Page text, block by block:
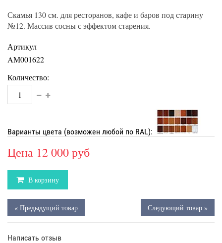
Скамья 130 см. для ресторанов, кафе и баров под старину
№12. Массив сосны с эффектом старения.
Артикул
AM001622
Количество:
Варианты цвета (возможен любой по RAL):
Цена 12 000 руб
В корзину
« Предыдущий товар Следующий товар »
Написать отзыв